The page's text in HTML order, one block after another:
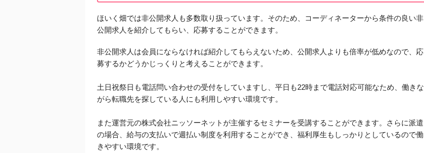
ほいく畑では非公開求人も多数取り扱っています。そのため、コーディネーターから条件の良い非
公開求人を紹介してもらい、応募することができます。
非公開求人は会員にならなければ紹介してもらえないため、公開求人よりも倍率が低めなので、応
募するかどうかじっくりと考えることができます。
土日祝祭日も電話問い合わせの受付をしていますし、平日も22時まで電話対応可能なため、働きな
がら転職先を探している人にも利用しやすい環境です。
また運営元の株式会社ニッソーネットが主催するセミナーを受講することができます。さらに派遣
の場合、給与の支払いで週払い制度を利用することができ、福利厚生もしっかりとしているので働
きやすい環境です。